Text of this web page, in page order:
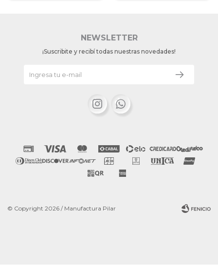
NEWSLETTER
¡Suscribite y recibí todas nuestras novedades!
 
© Copyright 2026 / Manufactura Pilar